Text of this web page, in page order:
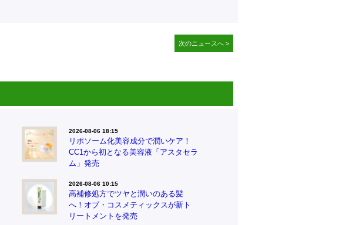
次のニュースへ >
2026-08-06 18:15
リポソーム化美容成分で潤いケア！
CC1から初となる美容液「アスタセラ
ム」発売
2026-08-06 10:15
高補修処方でツヤと潤いのある髪
へ！オブ・コスメティックスが新ト
リートメントを発売